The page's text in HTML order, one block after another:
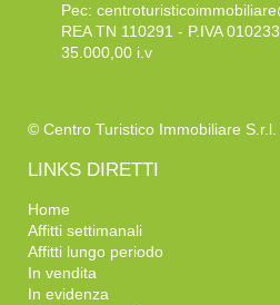
Pec:
REA TN 110291 - P.IVA
35.000,00 i.v
© Centro Turistico Immobiliare S.r.l.
LINKS DIRETTI
Home
Affitti settimanali
Affitti lungo periodo
In vendita
In evidenza